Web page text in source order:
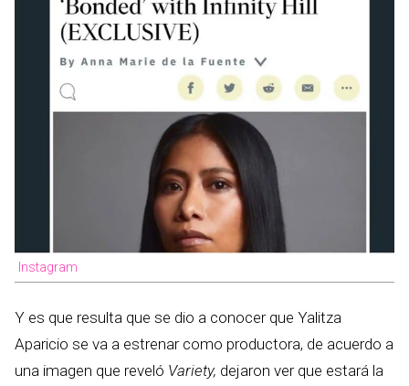
Instagram
Y es que resulta que se dio a conocer que Yalitza
Aparicio se va a estrenar como productora, de acuerdo a
una imagen que reveló Variety, dejaron ver que estará la